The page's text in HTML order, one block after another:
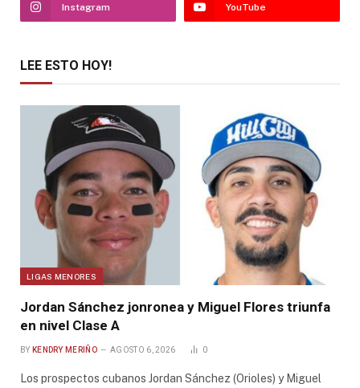
Instagram YouTube
LEE ESTO HOY!
LIGAS MENORES
Jordan Sánchez jonronea y Miguel Flores triunfa
en nivel Clase A
BY KENDRY MERIÑO AGOSTO 6, 2026 0
Los prospectos cubanos Jordan Sánchez (Orioles) y Miguel